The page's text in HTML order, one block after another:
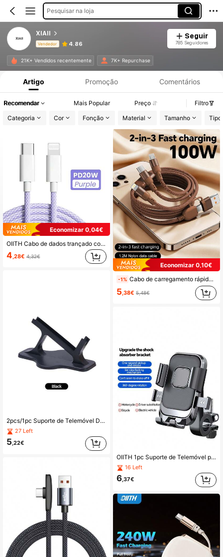
Pesquisar na loja
XIAII
Vendedor 4.86
Seguir
785 Seguidores
21K+ Vendidos recentemente 7K+ Repurchase
Informações do Produto: Divulgação de Preço, Vendas e Detalhes de Stock.
Artigo Promoção Comentários
Recomendar Mais Popular Preço
Filtro
Categoria
Cor Fonção Material Tamanho Tipo
Economizar 0,04€
OIITH Cabo de dados trançado com certificação MFi, opções de 1m/1,5m/2m, potência máxima de 27W, carregamento rápido USB Tipo-C para Lightning PD, compatível com iPhone 11/12/13/14 Pro Max/XR/Xs/X/SE/8/7/6 Plus/iPod, certificado MFi
4,28€ 4,32€
2pcs/1pc Suporte de Telemóvel Desleixado, Suporte de Telemóvel Curvo Preto/Laranja, Design Minimalista, Adequado para Ver Programas Enquanto Deitado em Casa, Base de Tablet para Dormir, Suporte Curvo Desleixado com Design Ergonómico, Adequado para Uso Doméstico e Entretenimento na Secretária
27 Left
5,22€
Economizar 0,10€
-1% Cabo de carregamento rápido de 100 W (máx.), cabo de dados USB para Lightning, cabo de carregamento trançado em nylon, carregador universal, carregador portátil, compatível com iPhone 16/15/14/13/12/11, S24/S23/S22/S21 e outros modelos, adaptador de carregamento universal de alta eficiência.
5,38€ 5,48€
OIITH 1pc Suporte de Telemóvel para Carro, Suporte Fixo Anti-Vibração Vermelho, Adequado para Suporte de Telemóvel para Veículo Elétrico, Bicicleta, Motocicleta, Utilizado para Entregas ou Navegação, Suporte de Telemóvel à Prova de Choques
16 Left
6,37€